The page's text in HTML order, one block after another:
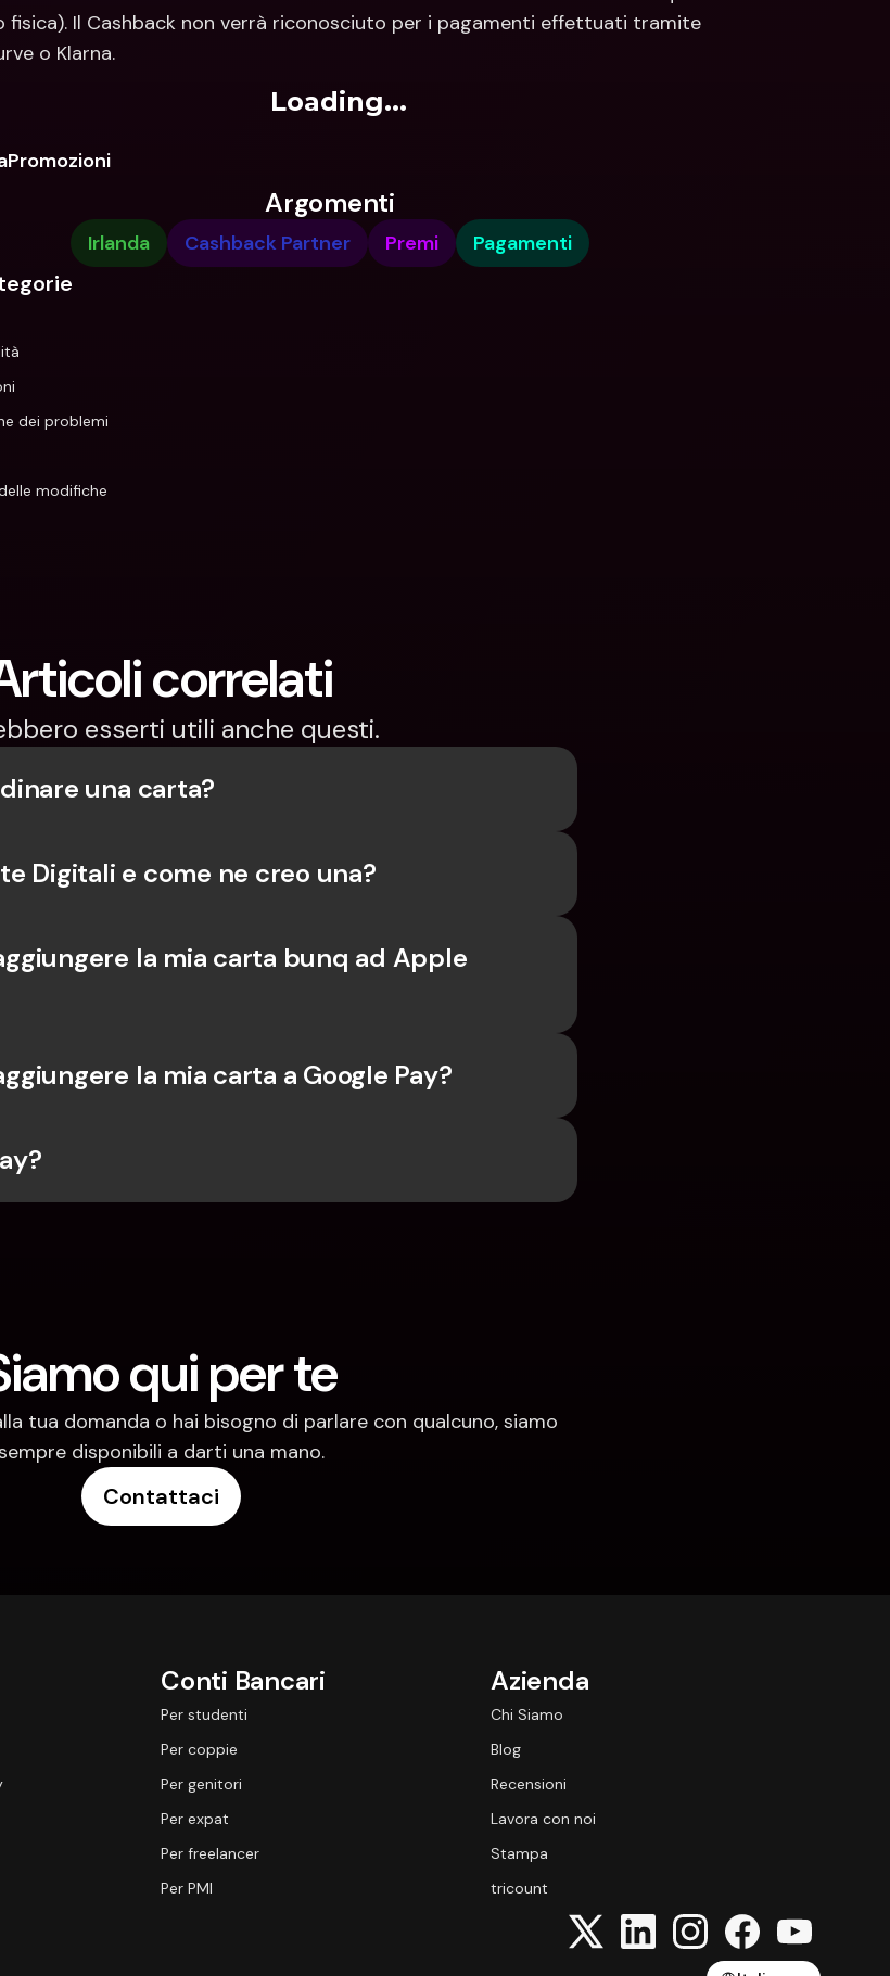
fisica). Il Cashback non verrà riconosciuto per i pagamenti effettuati tramite
o Klarna.
Loading...
Argomenti
Irlanda Cashback Partner Premi Pagamenti
dei problemi
modifiche
correlati
esserti utili anche questi.
una carta?
Digitali e come ne creo una?
la mia carta bunq ad Apple
la mia carta a Google Pay?
qui per te
tua domanda o hai bisogno di parlare con qualcuno, siamo
disponibili a darti una mano.
Contattaci
Conti Bancari
Per studenti
Per coppie
Per genitori
Per expat
Per freelancer
Per PMI
Azienda
Chi Siamo
Blog
Recensioni
Lavora con noi
Stampa
tricount
Select Language